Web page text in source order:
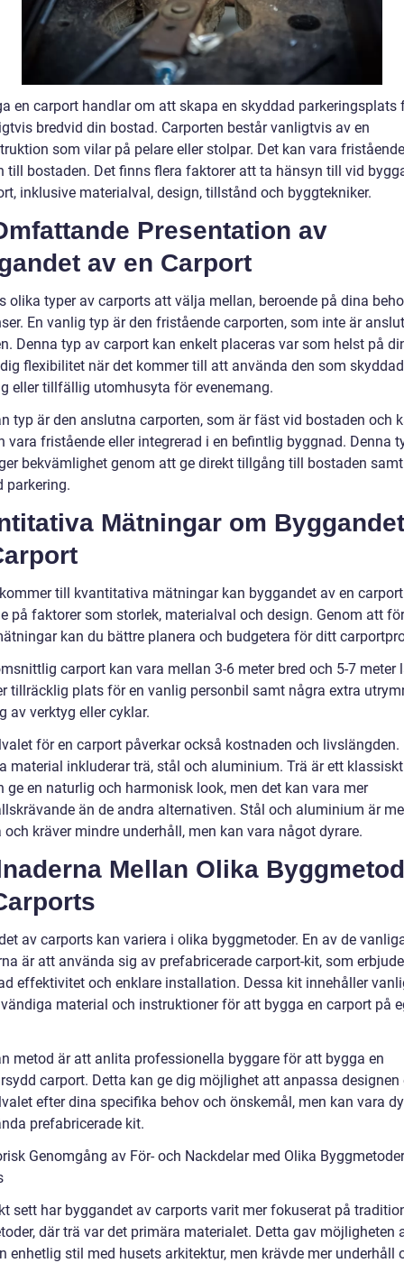
en carport handlar om att skapa en skyddad parkeringsplats
bredvid din bostad. Carporten består vanligtvis av en
som vilar på pelare eller stolpar. Det kan vara
till bostaden. Det finns flera faktorer att ta hänsyn till vid
inklusive materialval, design, tillstånd och byggtekniker.
Presentation av
av en Carport
olika typer av carports att välja mellan, beroende på dina
En vanlig typ är den fristående carporten, som inte är
Denna typ av carport kan enkelt placeras var som helst på
flexibilitet när det kommer till att använda den som skyddad
eller tillfällig utomhusyta för evenemang.
typ är den anslutna carporten, som är fäst vid bostaden och
vara fristående eller integrerad i en befintlig byggnad. Denna
bekvämlighet genom att ge direkt tillgång till bostaden samt
parkering.
Mätningar om
till kvantitativa mätningar kan byggandet av en
på faktorer som storlek, materialval och design. Genom att
kan du bättre planera och budgetera för ditt
carport kan vara mellan 3-6 meter bred och 5-7 meter
tillräcklig plats för en vanlig personbil samt några extra
av verktyg eller cyklar.
för en carport påverkar också kostnaden och livslängden.
material inkluderar trä, stål och aluminium. Trä är ett
ge en naturlig och harmonisk look, men det kan vara mer
än de andra alternativen. Stål och aluminium är
och kräver mindre underhåll, men kan vara något dyrare.
Mellan Olika
av carports kan variera i olika byggmetoder. En av de
är att använda sig av prefabricerade carport-kit, som
effektivitet och enklare installation. Dessa kit innehåller
material och instruktioner för att bygga en carport på
metod är att anlita professionella byggare för att bygga en
carport. Detta kan ge dig möjlighet att anpassa designen
efter dina specifika behov och önskemål, men kan vara
prefabricerade kit.
Genomgång av För- och Nackdelar med Olika
sett har byggandet av carports varit mer fokuserat på
där trä var det primära materialet. Detta gav möjligheten
enhetlig stil med husets arkitektur, men krävde mer underhåll